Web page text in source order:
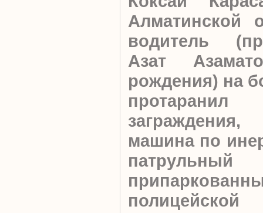
Алматинской
водитель
Азат
рождения) на
машина по